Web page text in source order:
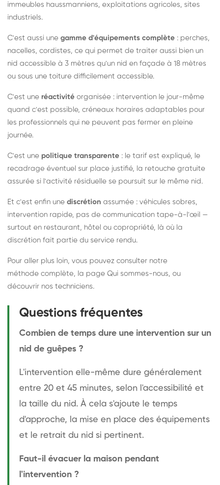
immeubles haussmanniens, exploitations agricoles, sites
industriels.
C'est aussi une gamme d'équipements complète : perches,
nacelles, cordistes, ce qui permet de traiter aussi bien un
nid accessible à 3 mètres qu'un nid en façade à 18 mètres
ou sous une toiture difficilement accessible.
C'est une réactivité organisée : intervention le jour-même
quand c'est possible, créneaux horaires adaptables pour
les professionnels qui ne peuvent pas fermer en pleine
journée.
C'est une politique transparente : le tarif est expliqué, le
recadrage éventuel sur place justifié, la retouche gratuite
assurée si l'activité résiduelle se poursuit sur le même nid.
Et c'est enfin une discrétion assumée : véhicules sobres,
intervention rapide, pas de communication tape-à-l'œil —
surtout en restaurant, hôtel ou copropriété, là où la
discrétion fait partie du service rendu.
Pour aller plus loin, vous pouvez consulter notre
méthode complète, la page Qui sommes-nous, ou
découvrir nos techniciens.
Questions fréquentes
Combien de temps dure une intervention sur un
nid de guêpes ?
L'intervention elle-même dure généralement
entre 20 et 45 minutes, selon l'accessibilité et
la taille du nid. À cela s'ajoute le temps
d'approche, la mise en place des équipements
et le retrait du nid si pertinent.
Faut-il évacuer la maison pendant
l'intervention ?